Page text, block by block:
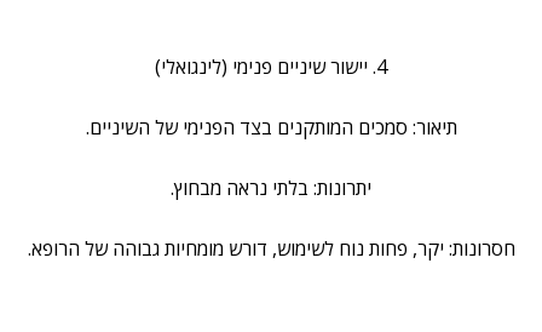
4. יישור שיניים פנימי (לינגואלי)
תיאור: סמכים המותקנים בצד הפנימי של השיניים.
יתרונות: בלתי נראה מבחוץ.
חסרונות: יקר, פחות נוח לשימוש, דורש מומחיות גבוהה של הרופא.